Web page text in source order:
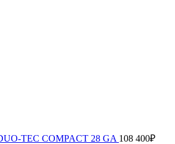
TEC COMPACT 28 GA 108 400₽